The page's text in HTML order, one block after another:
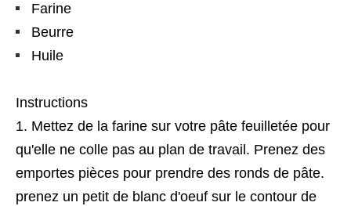
Farine
Beurre
Huile
Instructions
Mettez de la farine sur votre pâte feuilletée pour
qu'elle ne colle pas au plan de travail. Prenez des
emportes pièces pour prendre des ronds de pâte.
prenez un petit de blanc d'oeuf sur le contour de